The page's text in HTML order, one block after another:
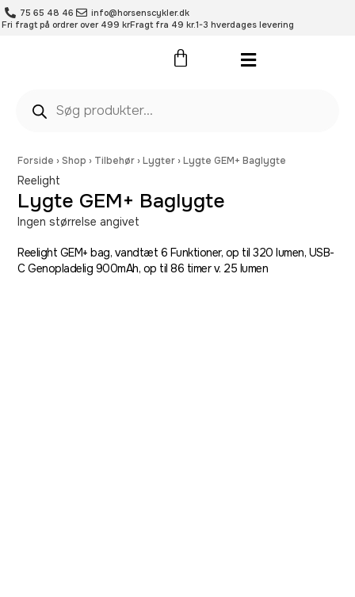
75 65 48 46
info@horsenscykler.dk
Fri fragt på ordrer over 499 krFragt fra 49 kr.1-3 hverdages levering
Forside ›Shop › Tilbehør ›Lygter ›Lygte GEM+ Baglygte
Reelight
Lygte GEM+ Baglygte
Ingen størrelse angivet
Reelight GEM+ bag, vandtæt 6 Funktioner, op til 320 lumen, USB-
C Genopladelig 900mAh, op til 86 timer v. 25 lumen